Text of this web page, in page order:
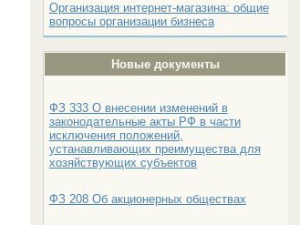
Организация интернет-магазина: общие
вопросы организации бизнеса
Новые документы
ФЗ 333 О внесении изменений в
законодательные акты РФ в части
исключения положений,
устанавливающих преимущества для
хозяйствующих субъектов
ФЗ 208 Об акционерных обществах